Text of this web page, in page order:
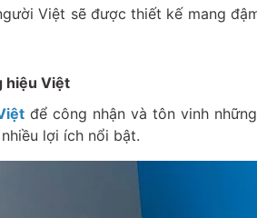
Việt sẽ được thiết kế mang
hiệu Việt
để công nhận và tôn vinh
lợi ích nổi bật.